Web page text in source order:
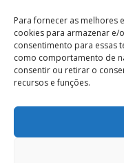
Para fornecer as melhores
cookies para armazenar
consentimento para essas
como comportamento de
consentir ou retirar o
recursos e funções.